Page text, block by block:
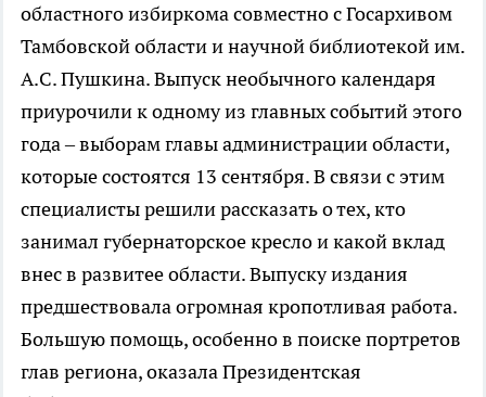
областного избиркома совместно с Госархивом
Тамбовской области и научной библиотекой им.
А.С. Пушкина. Выпуск необычного календаря
приурочили к одному из главных событий этого
года – выборам главы администрации области,
которые состоятся 13 сентября. В связи с этим
специалисты решили рассказать о тех, кто
занимал губернаторское кресло и какой вклад
внес в развитее области. Выпуску издания
предшествовала огромная кропотливая работа.
Большую помощь, особенно в поиске портретов
глав региона, оказала Президентская